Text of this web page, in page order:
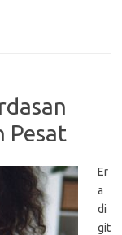
Pesat
Er
a
di
git